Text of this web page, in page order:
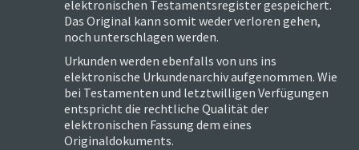
elektronischen Testamentsregister gespeichert.
Das Original kann somit weder verloren gehen,
noch unterschlagen werden.
Urkunden werden ebenfalls von uns ins
elektronische Urkundenarchiv aufgenommen. Wie
bei Testamenten und letztwilligen Verfügungen
entspricht die rechtliche Qualität der
elektronischen Fassung dem eines
Originaldokuments.